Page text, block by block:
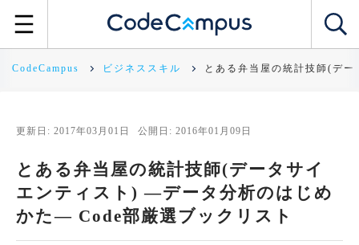
CodeCampus ビジネススキル とある弁当屋の統計技師(デ
更新日: 2017年03月01日 公開日: 2016年01月09日
とある弁当屋の統計技師(データサイ
エンティスト) ―データ分析のはじめ
かた― Code部厳選ブックリスト